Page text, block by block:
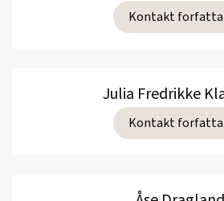
Langdistansesvømmar
Dans som en sommerfugl -
Kontakt
Julia Fredrikke
Kontakt